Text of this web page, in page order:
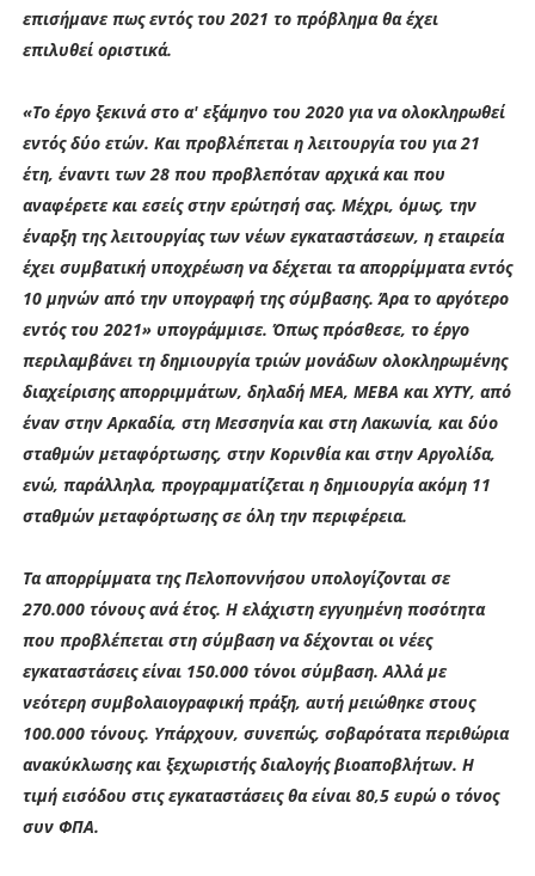
επισήμανε πως εντός του 2021 το πρόβλημα θα έχει
επιλυθεί οριστικά.
«Το έργο ξεκινά στο α' εξάμηνο του 2020 για να ολοκληρωθεί
εντός δύο ετών. Και προβλέπεται η λειτουργία του για 21
έτη, έναντι των 28 που προβλεπόταν αρχικά και που
αναφέρετε και εσείς στην ερώτησή σας. Μέχρι, όμως, την
έναρξη της λειτουργίας των νέων εγκαταστάσεων, η εταιρεία
έχει συμβατική υποχρέωση να δέχεται τα απορρίμματα εντός
10 μηνών από την υπογραφή της σύμβασης. Άρα το αργότερο
εντός του 2021» υπογράμμισε. Όπως πρόσθεσε, το έργο
περιλαμβάνει τη δημιουργία τριών μονάδων ολοκληρωμένης
διαχείρισης απορριμμάτων, δηλαδή ΜΕΑ, ΜΕΒΑ και ΧΥΤΥ, από
έναν στην Αρκαδία, στη Μεσσηνία και στη Λακωνία, και δύο
σταθμών μεταφόρτωσης, στην Κορινθία και στην Αργολίδα,
ενώ, παράλληλα, προγραμματίζεται η δημιουργία ακόμη 11
σταθμών μεταφόρτωσης σε όλη την περιφέρεια.
Τα απορρίμματα της Πελοποννήσου υπολογίζονται σε
270.000 τόνους ανά έτος. Η ελάχιστη εγγυημένη ποσότητα
που προβλέπεται στη σύμβαση να δέχονται οι νέες
εγκαταστάσεις είναι 150.000 τόνοι σύμβαση. Αλλά με
νεότερη συμβολαιογραφική πράξη, αυτή μειώθηκε στους
100.000 τόνους. Υπάρχουν, συνεπώς, σοβαρότατα περιθώρια
ανακύκλωσης και ξεχωριστής διαλογής βιοαποβλήτων. Η
τιμή εισόδου στις εγκαταστάσεις θα είναι 80,5 ευρώ ο τόνος
συν ΦΠΑ.